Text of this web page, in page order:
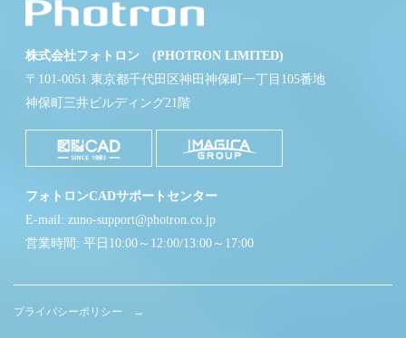
株式会社フォトロン (PHOTRON LIMITED)
〒101-0051 東京都千代田区神田神保町一丁目105番地
神保町三井ビルディング21階
フォトロンCADサポートセンター
E-mail: zuno-support@photron.co.jp
営業時間: 平日10:00～12:00/13:00～17:00
プライバシーポリシー →